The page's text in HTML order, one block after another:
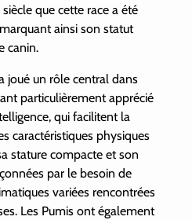
que cette race a été
ainsi son statut
canin.
joué un rôle central dans
particulièrement apprécié
qui facilitent la
caractéristiques physiques
stature compacte et son
par le besoin de
variées rencontrées
Les Pumis ont également